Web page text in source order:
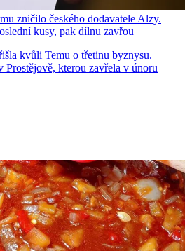
zničilo českého dodavatele Alzy.
kusy, pak dílnu zavřou
kvůli Temu o třetinu byznysu.
kterou zavřela v únoru